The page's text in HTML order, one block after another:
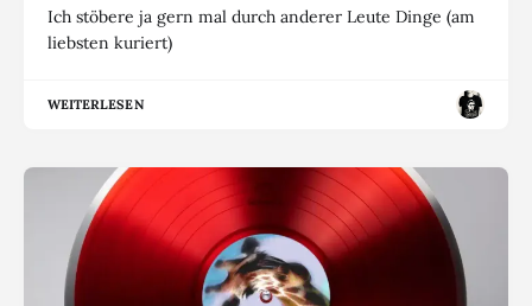
Ich stöbere ja gern mal durch anderer Leute Dinge (am
liebsten kuriert)
WEITERLESEN